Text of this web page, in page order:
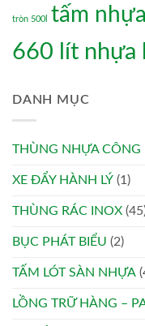
tròn 500l tấm
660 lít nhựa
DANH MỤC
THÙNG NHỰA CÔNG
XE ĐẨY HÀNH LÝ (1)
THÙNG RÁC INOX
BỤC PHÁT BIỂU (2)
TẤM LÓT SÀN NHỰA
LỒNG TRỮ HÀNG –